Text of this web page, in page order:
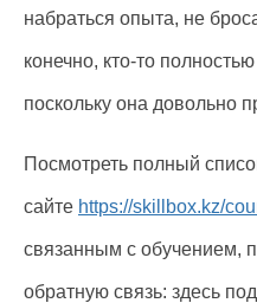
набраться опыта, не
конечно, кто-то
поскольку она довольно
Посмотреть полный
сайте https://skillbox.kz/
связанным с обучением,
обратную связь: здесь